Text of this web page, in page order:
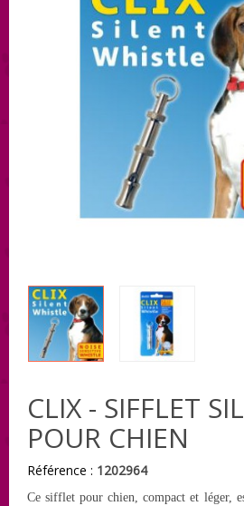
CLIX - SIFFLET
POUR CHIEN
Référence : 1202964
Ce sifflet pour chien, compact et léger,